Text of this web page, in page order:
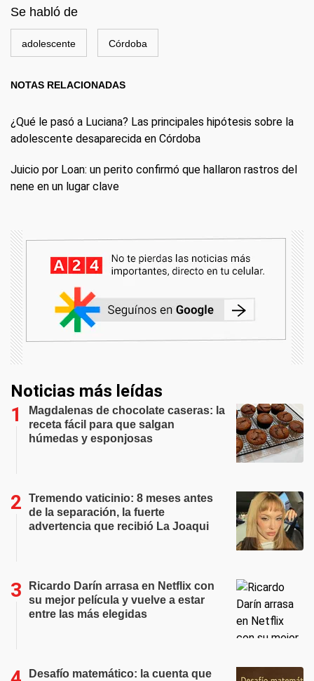
Se habló de
adolescente Córdoba
NOTAS RELACIONADAS
¿Qué le pasó a Luciana? Las principales hipótesis sobre la
adolescente desaparecida en Córdoba
Juicio por Loan: un perito confirmó que hallaron rastros del
nene en un lugar clave
Noticias más leídas
Magdalenas de chocolate caseras: la
receta fácil para que salgan
húmedas y esponjosas
Tremendo vaticinio: 8 meses antes
de la separación, la fuerte
advertencia que recibió La Joaqui
Ricardo Darín arrasa en Netflix con
su mejor película y vuelve a estar
entre las más elegidas
Desafío matemático: la cuenta que